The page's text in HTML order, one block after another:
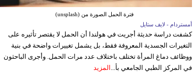
فترة الحمل الصورة من (unsplash)
أمستردام - لايف ستايل
كشفت دراسة حديثة أجريت في هولندا أن الحمل لا يقتصر تأثيره على
التغيرات الجسدية المعروفة فقط، بل يشمل تغييرات واضحة في بنية
ووظائف دماغ المرأة تختلف باختلاف عدد مرات الحمل. وأجرى الباحثون
في المركز الطبي الجامعي بأ... المزيد